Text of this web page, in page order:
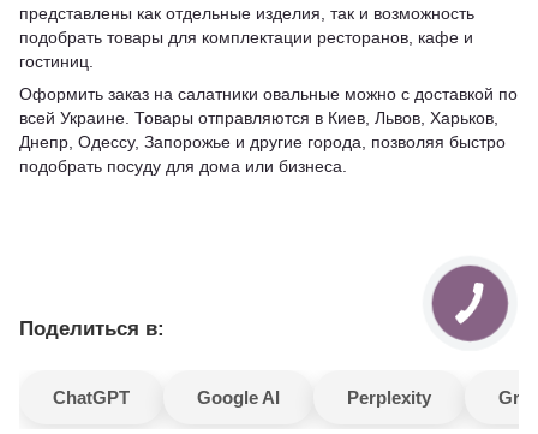
представлены как отдельные изделия, так и возможность
подобрать товары для комплектации ресторанов, кафе и
гостиниц.
Оформить заказ на салатники овальные можно с доставкой по
всей Украине. Товары отправляются в Киев, Львов, Харьков,
Днепр, Одессу, Запорожье и другие города, позволяя быстро
подобрать посуду для дома или бизнеса.
Поделиться в:
ChatGPT Google AI Perplexity